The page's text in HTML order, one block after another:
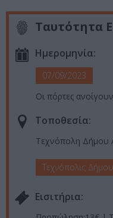
Ταυτότητα
Ημερομηνία:
07/09/2023
Οι πόρτες
Τοποθεσία:
Τεχνόπολη Δήμου
Τεχνόπολις
Eισιτήρια: